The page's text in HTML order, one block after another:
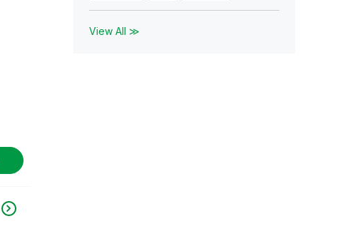
View All ≫